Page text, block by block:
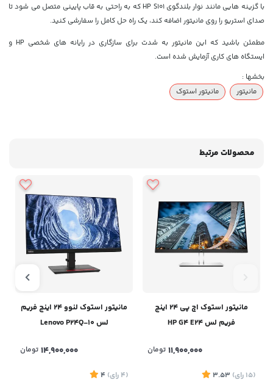
با گزینه هایی مانند نوار بلندگوی HP S101 که به راحتی به قاب پایینی متصل می شود تا
صدای استریو را روی مانیتور اضافه کند، یک راه حل کامل را سفارشی کنید.
مطمئن باشید که این مانیتور به شدت برای سازگاری در رایانه های شخصی HP و
ایستگاه های کاری آزمایش شده است.
بخشها :
مانیتور
مانیتور استوک
محصولات مرتبط
مانیتور استوک اچ پی 24 اینچ
فریم لس HP G4 E24
11,900,000 تومان
(15 رای)
3.53
مانیتور استوک لنوو 24 اینچ فریم
لس Lenovo P24Q-10
14,900,000 تومان
(4 رای)
4